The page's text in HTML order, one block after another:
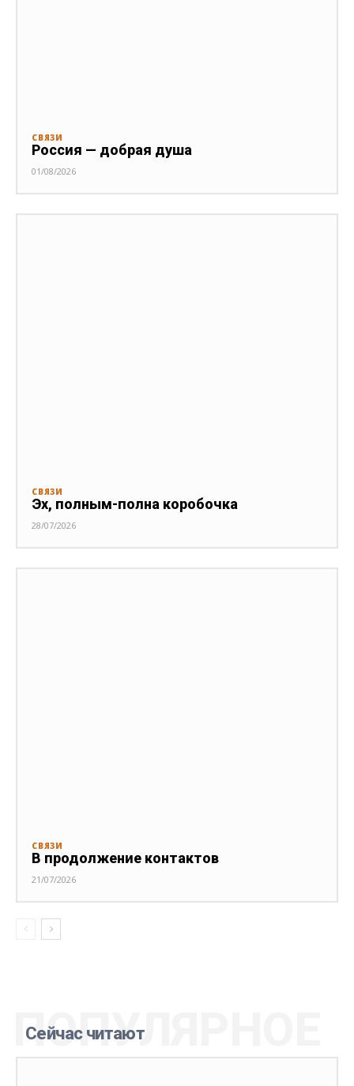
СВЯЗИ
Россия — добрая душа
01/08/2026
СВЯЗИ
Эх, полным-полна коробочка
28/07/2026
СВЯЗИ
В продолжение контактов
21/07/2026
Сейчас читают
ПОПУЛЯРНОЕ